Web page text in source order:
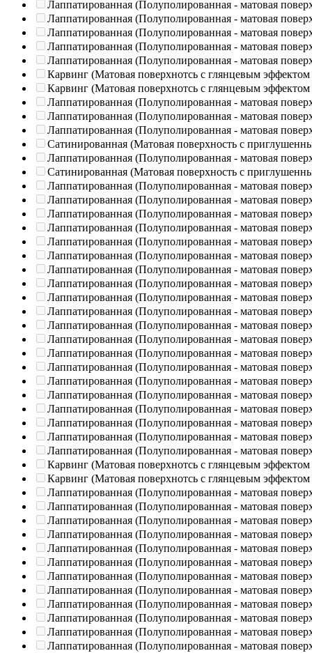
Лаппатированная (Полуполированная - матовая
Лаппатированная (Полуполированная - матовая
Лаппатированная (Полуполированная - матовая
Лаппатированная (Полуполированная - матовая
Лаппатированная (Полуполированная - матовая
Карвинг (Матовая поверхнотсь с глянцевым эффектом
Карвинг (Матовая поверхнотсь с глянцевым эффектом
Лаппатированная (Полуполированная - матовая
Лаппатированная (Полуполированная - матовая
Лаппатированная (Полуполированная - матовая
Сатинированная (Матовая поверхность с
Лаппатированная (Полуполированная - матовая
Сатинированная (Матовая поверхность с
Лаппатированная (Полуполированная - матовая
Лаппатированная (Полуполированная - матовая
Лаппатированная (Полуполированная - матовая
Лаппатированная (Полуполированная - матовая
Лаппатированная (Полуполированная - матовая
Лаппатированная (Полуполированная - матовая
Лаппатированная (Полуполированная - матовая
Лаппатированная (Полуполированная - матовая
Лаппатированная (Полуполированная - матовая
Лаппатированная (Полуполированная - матовая
Лаппатированная (Полуполированная - матовая
Лаппатированная (Полуполированная - матовая
Лаппатированная (Полуполированная - матовая
Лаппатированная (Полуполированная - матовая
Лаппатированная (Полуполированная - матовая
Лаппатированная (Полуполированная - матовая
Лаппатированная (Полуполированная - матовая
Лаппатированная (Полуполированная - матовая
Лаппатированная (Полуполированная - матовая
Лаппатированная (Полуполированная - матовая
Карвинг (Матовая поверхнотсь с глянцевым эффектом
Карвинг (Матовая поверхнотсь с глянцевым эффектом
Лаппатированная (Полуполированная - матовая
Лаппатированная (Полуполированная - матовая
Лаппатированная (Полуполированная - матовая
Лаппатированная (Полуполированная - матовая
Лаппатированная (Полуполированная - матовая
Лаппатированная (Полуполированная - матовая
Лаппатированная (Полуполированная - матовая
Лаппатированная (Полуполированная - матовая
Лаппатированная (Полуполированная - матовая
Лаппатированная (Полуполированная - матовая
Лаппатированная (Полуполированная - матовая
Лаппатированная (Полуполированная - матовая